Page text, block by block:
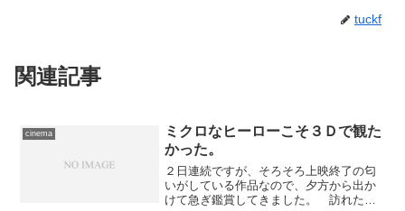
tuckf
関連記事
cinema
ミクロなヒーローこそ３Ｄで観た
かった。
２日連続ですが、そろそろ上映終了の匂
いがしている作品なので、夕方から出か
けて急ぎ鑑賞してきました。 訪れたの